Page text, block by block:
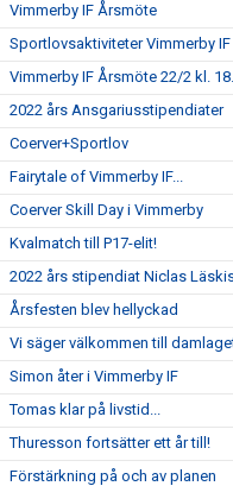
Vimmerby IF Årsmöte
Sportlovsaktiviteter Vimmerby IF
Vimmerby IF Årsmöte 22/2 kl.
2022 års Ansgariusstipendiater
Coerver+Sportlov
Fairytale of Vimmerby IF...
Coerver Skill Day i Vimmerby
Kvalmatch till P17-elit!
2022 års stipendiat Niclas
Årsfesten blev hellyckad
Vi säger välkommen till
Simon åter i Vimmerby IF
Tomas klar på livstid...
Thuresson fortsätter ett år till!
Förstärkning på och av planen